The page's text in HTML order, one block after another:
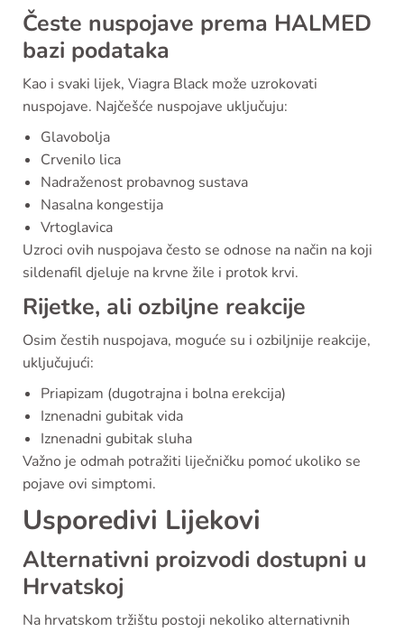
Česte nuspojave prema HALMED
bazi podataka
Kao i svaki lijek, Viagra Black može uzrokovati
nuspojave. Najčešće nuspojave uključuju:
Glavobolja
Crvenilo lica
Nadraženost probavnog sustava
Nasalna kongestija
Vrtoglavica
Uzroci ovih nuspojava često se odnose na način na koji
sildenafil djeluje na krvne žile i protok krvi.
Rijetke, ali ozbiljne reakcije
Osim čestih nuspojava, moguće su i ozbiljnije reakcije,
uključujući:
Priapizam (dugotrajna i bolna erekcija)
Iznenadni gubitak vida
Iznenadni gubitak sluha
Važno je odmah potražiti liječničku pomoć ukoliko se
pojave ovi simptomi.
Usporedivi Lijekovi
Alternativni proizvodi dostupni u
Hrvatskoj
Na hrvatskom tržištu postoji nekoliko alternativnih